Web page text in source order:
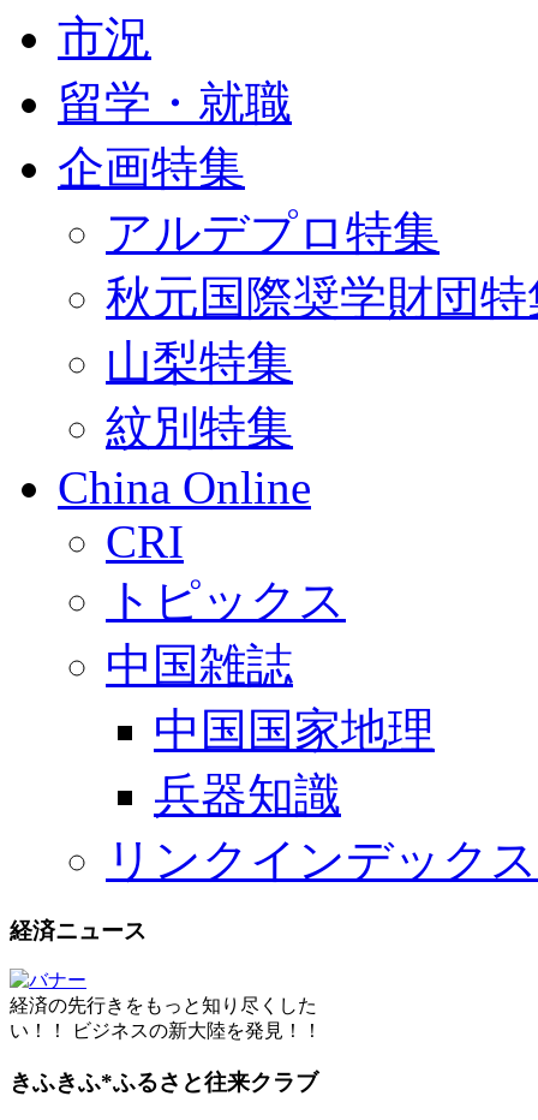
市況
留学・就職
企画特集
アルデプロ特集
秋元国際奨学財団特
山梨特集
紋別特集
China Online
CRI
トピックス
中国雑誌
中国国家地理
兵器知識
リンクインデックス
経済ニュース
経済の先行きをもっと知り尽くした
い！！ ビジネスの新大陸を発見！！
きふきふ*ふるさと往来クラブ